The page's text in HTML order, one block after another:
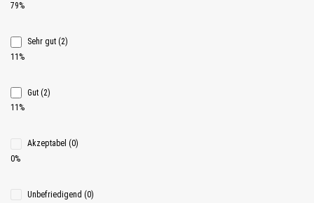
79%
Sehr gut (2)
11%
Gut (2)
11%
Akzeptabel (0)
0%
Unbefriedigend (0)